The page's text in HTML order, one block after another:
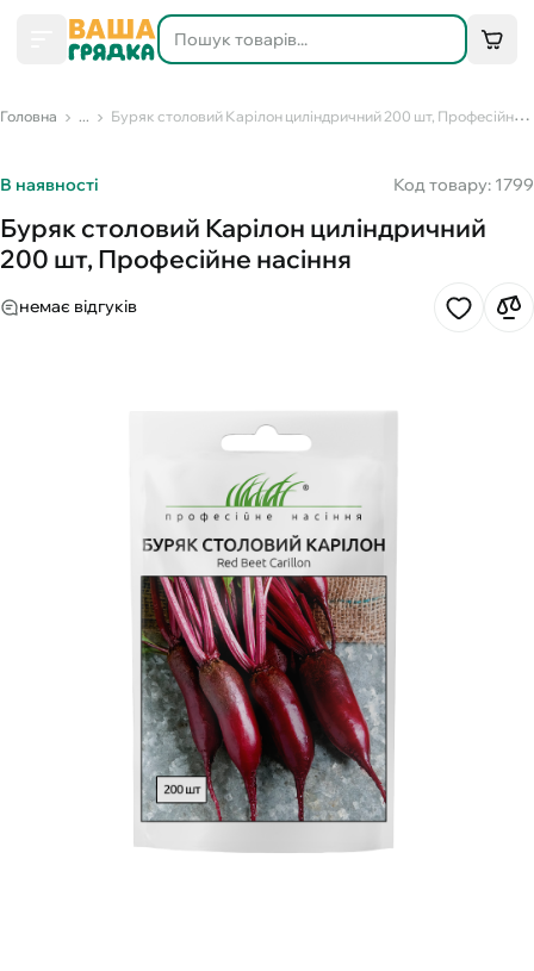
Головна ... Буряк столовий Карілон циліндричний 200 шт, Професійне насіння
В наявності Код товару: 1799
Буряк столовий Карілон циліндричний
200 шт, Професійне насіння
немає відгуків